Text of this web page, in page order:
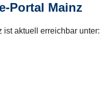
Portal Mainz
ist aktuell erreichbar unter: